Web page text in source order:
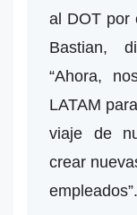
al DOT por
Bastian,
“Ahora,
LATAM
viaje de
crear
empleados”.